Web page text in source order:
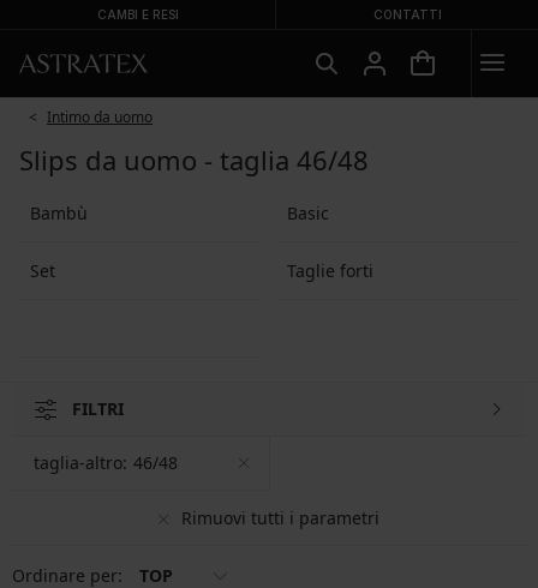
CAMBI E RESI CONTATTI
Intimo da uomo
Slips da uomo - taglia 46/48
Bambù Basic
Set Taglie forti
FILTRI
Rimuovi tutti i parametri
taglia-altro: 46/48
Ordinare per: TOP